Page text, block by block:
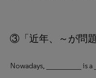
③「近年、～が問
Nowadays, _________ is